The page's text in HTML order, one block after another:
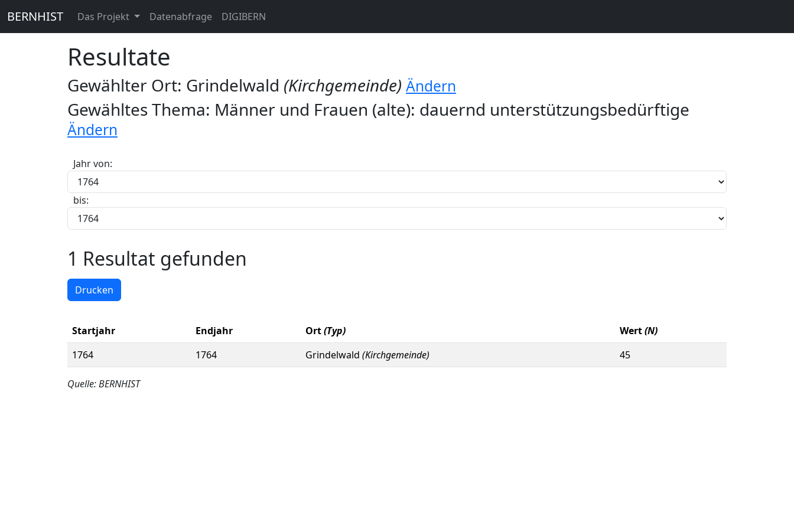
BERNHIST Das Projekt Datenabfrage DIGIBERN
Resultate
Gewählter Ort: Grindelwald (Kirchgemeinde) Ändern
Gewähltes Thema: Männer und Frauen (alte): dauernd unterstützungsbedürftige
Ändern
Jahr von:
bis:
1 Resultat gefunden
Drucken
Startjahr Endjahr Ort(Typ) Wert(N)
1764
1764 Grindelwald (Kirchgemeinde) 45
Quelle: BERNHIST